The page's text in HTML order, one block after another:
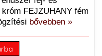
FEJZUHANY fém
bővebben »